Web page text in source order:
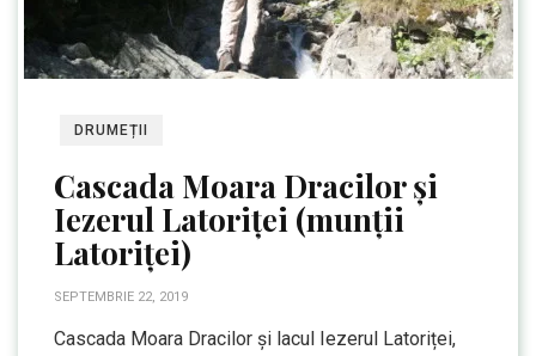
DRUMEȚII
Cascada Moara Dracilor și
Iezerul Latoriței (munții
Latoriței)
SEPTEMBRIE 22, 2019
Cascada Moara Dracilor și lacul Iezerul Latoriței,